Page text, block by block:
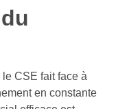
CSE fait face à
en constante